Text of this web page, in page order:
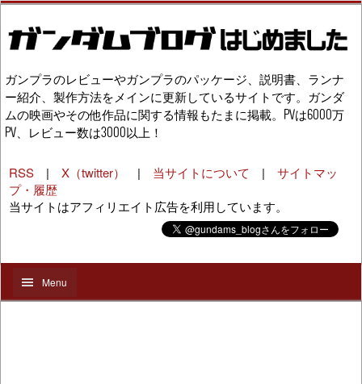
ガンプラのレビューやガンプラのパッケージ、説明書、ランナ
ー紹介、製作方法をメインに更新しているサイトです。ガンダ
ムの映画やその他作品に関する情報もたまに掲載。PVは6000万
PV、レビュー数は3000以上！
RSS | X（twitter） | 当サイトについて | サイトマッ
プ・履歴
当サイトはアフィリエイト広告を利用しています。
Menu